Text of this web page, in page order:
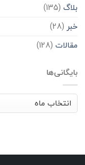
بلاگ (135)
خبر (28)
مقالات (128)
بایگانی‌ها
بایگانی‌ها